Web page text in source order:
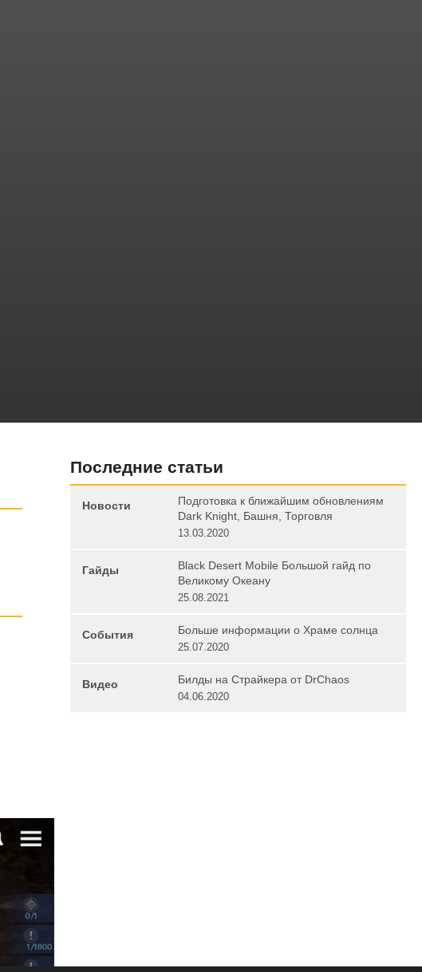
Последние статьи
Новости
Подготовка к ближайшим обновлениям
Dark Knight, Башня, Торговля
13.03.2020
Гайды
Black Desert Mobile Большой гайд по
Великому Океану
25.08.2021
События Больше информации о Храме солнца
25.07.2020
Видео Билды на Страйкера от DrChaos
04.06.2020